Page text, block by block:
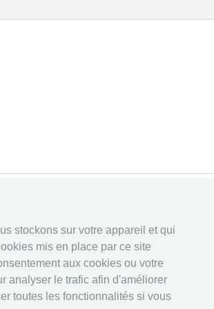
stockons sur votre appareil et qui
mis en place par ce site
aux cookies ou votre
analyser le trafic afin d'améliorer
toutes les fonctionnalités si vous
Securité data
Imprime
other
Résultats en direct: